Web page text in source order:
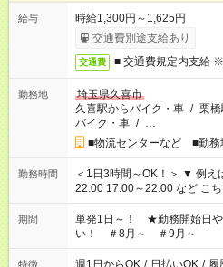
給与
時給1,300円～1,625円
交通費別途支給あり
交通費 ■ 交通費規定内支給
勤務地
埼玉県久喜市
久喜駅からバイク・車 / 栗
バイク・車 / …
■物流センターなど ■勤務
勤務時間
＜1日3時間～OK！＞ ▼ 例えば… ▼ 15:00～18:00 15:00～
22:00 17:00～22:00 など こちら以外の時間もお気軽にご相談く
ださい！
期間
単発1日～！ ★勤務開始日や
い！ ＃8月～ ＃9月～
特徴 週1日からOK / 日払いOK / 履